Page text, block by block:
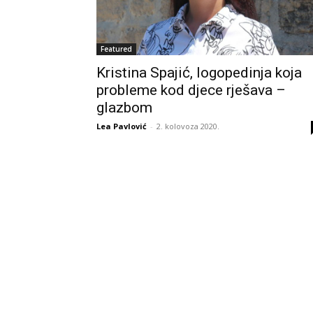
Featured
Kristina Spajić, logopedinja koja
probleme kod djece rješava –
glazbom
Lea Pavlović - 2. kolovoza 2020.